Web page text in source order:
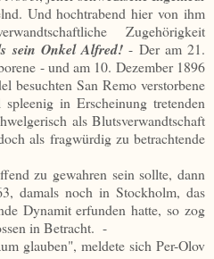
Und hochtrabend hier von ihm
Zugehörigkeit
sein Onkel Alfred! - Der am 21.
- und am 10. Dezember 1896
besuchten San Remo verstorbene
in Erscheinung tretenden
als Blutsverwandtschaft
als fragwürdig zu betrachtende
zu gewahren sein sollte, dann
damals noch in Stockholm, das
Dynamit erfunden hatte, so zog
in Betracht. -
glauben", meldete sich Per-Olov